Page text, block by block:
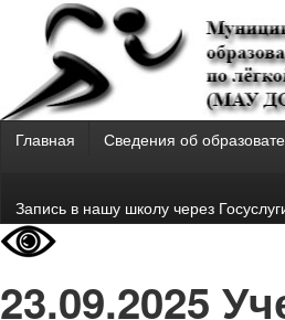
Главная Сведения об
Запись в нашу школу через
23.09.2025